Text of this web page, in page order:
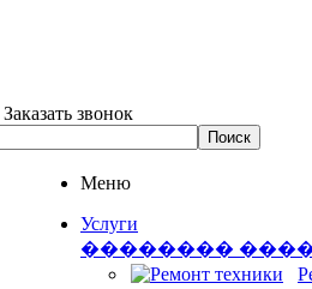
Заказать звонок
Меню
Услуги
��������